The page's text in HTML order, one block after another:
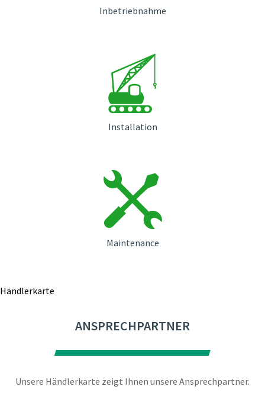
Inbetriebnahme
Installation
Maintenance
Händlerkarte
ANSPRECHPARTNER
Unsere Händlerkarte zeigt Ihnen unsere Ansprechpartner.